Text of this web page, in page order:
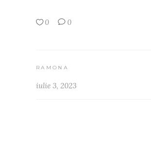
0 0
RAMONA
iulie 3, 2023